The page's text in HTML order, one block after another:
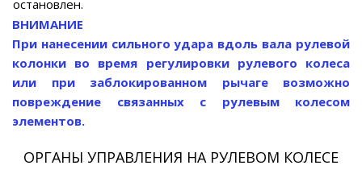
остановлен.
ВНИМАНИЕ
При нанесении сильного удара вдоль вала рулевой
колонки во время регулировки рулевого колеса
или при заблокированном рычаге возможно
повреждение связанных с рулевым колесом
элементов.
ОРГАНЫ УПРАВЛЕНИЯ НА РУЛЕВОМ КОЛЕСЕ